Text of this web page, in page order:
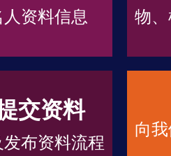
资料信息
物
交资料
布资料流程
向